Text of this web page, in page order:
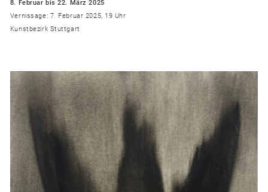
8. Februar bis 22. März 2025
Vernissage: 7. Februar 2025, 19 Uhr
Kunstbezirk Stuttgart